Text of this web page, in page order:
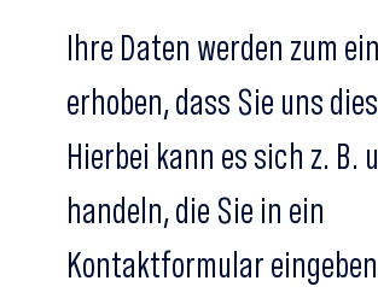
Ihre Daten werden zum
erhoben, dass Sie uns
Hierbei kann es sich z. B.
handeln, die Sie in ein
Kontaktformular